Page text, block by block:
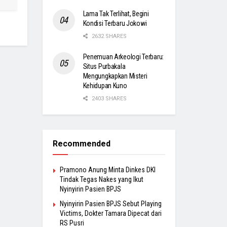
Lama Tak Terlihat, Begini
Kondisi Terbaru Jokowi
2632 SHARES
Penemuan Arkeologi Terbaru:
Situs Purbakala
Mengungkapkan Misteri
Kehidupan Kuno
2403 SHARES
Recommended
Pramono Anung Minta Dinkes DKI
Tindak Tegas Nakes yang Ikut
Nyinyirin Pasien BPJS
Nyinyirin Pasien BPJS Sebut Playing
Victims, Dokter Tamara Dipecat dari
RS Pusri